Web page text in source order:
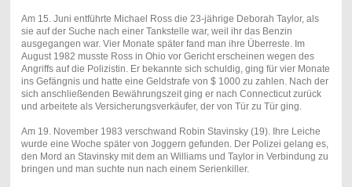
Am 15. Juni entführte Michael Ross die 23-jährige Deborah Taylor, als
sie auf der Suche nach einer Tankstelle war, weil ihr das Benzin
ausgegangen war. Vier Monate später fand man ihre Überreste. Im
August 1982 musste Ross in Ohio vor Gericht erscheinen wegen des
Angriffs auf die Polizistin. Er bekannte sich schuldig, ging für vier Monate
ins Gefängnis und hatte eine Geldstrafe von $ 1000 zu zahlen. Nach der
sich anschließenden Bewährungszeit ging er nach Connecticut zurück
und arbeitete als Versicherungsverkäufer, der von Tür zu Tür ging.
Am 19. November 1983 verschwand Robin Stavinsky (19). Ihre Leiche
wurde eine Woche später von Joggern gefunden. Der Polizei gelang es,
den Mord an Stavinsky mit dem an Williams und Taylor in Verbindung zu
bringen und man suchte nun nach einem Serienkiller.